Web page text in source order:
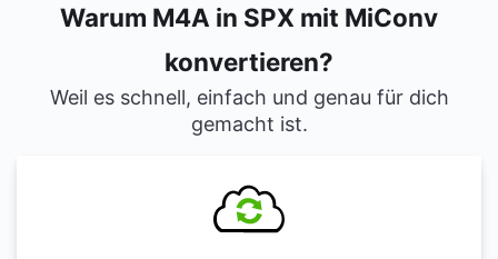
Warum M4A in SPX mit MiConv
konvertieren?
Weil es schnell, einfach und genau für dich
gemacht ist.